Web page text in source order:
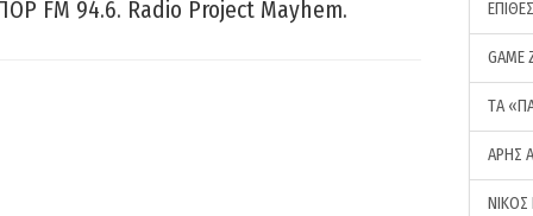
FM 94.6. Radio Project Mayhem.
GAME
ΤA
ΑΡΗΣ
ΝΙΚΟΣ